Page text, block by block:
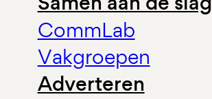
CommLab
Vakgroepen
Adverteren